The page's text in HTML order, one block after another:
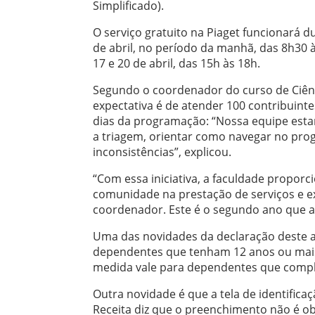
Simplificado).
O serviço gratuito na Piaget funcionará
de abril, no período da manhã, das 8h30
17 e 20 de abril, das 15h às 18h.
Segundo o coordenador do curso de
expectativa é de atender 100
dias da programação: “Nossa equipe
a triagem, orientar como navegar no
inconsistências”, explicou.
“Com essa iniciativa, a faculdade
comunidade na prestação de serviços e
coordenador. Este é o segundo ano
Uma das novidades da declaração
dependentes que tenham 12 anos ou
medida vale para dependentes que
Outra novidade é que a tela de
Receita diz que o preenchimento não é